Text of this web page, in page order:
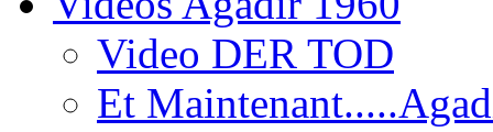
Video DER TOD
Et